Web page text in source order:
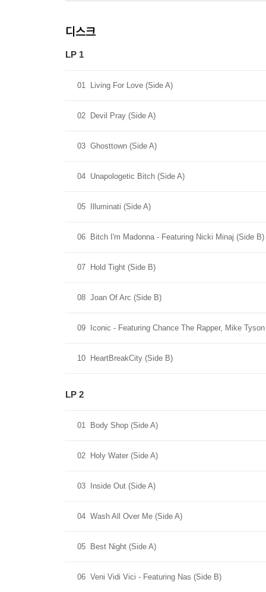
디스크
LP 1
01 Living For Love (Side A)
02 Devil Pray (Side A)
03 Ghosttown (Side A)
04 Unapologetic Bitch (Side A)
05 Illuminati (Side A)
06 Bitch I'm Madonna - Featuring Nicki Minaj (Side B)
07 Hold Tight (Side B)
08 Joan Of Arc (Side B)
09 Iconic - Featuring Chance The Rapper, Mike
10 HeartBreakCity (Side B)
LP 2
01 Body Shop (Side A)
02 Holy Water (Side A)
03 Inside Out (Side A)
04 Wash All Over Me (Side A)
05 Best Night (Side A)
06 Veni Vidi Vici - Featuring Nas (Side B)